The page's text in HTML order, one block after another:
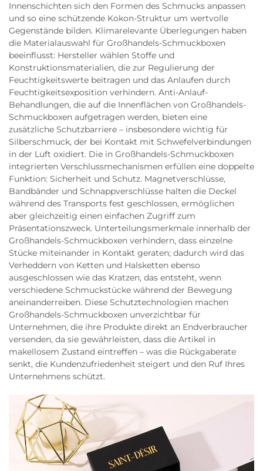
Innenschichten sich den Formen des Schmucks anpassen
und so eine schützende Kokon-Struktur um wertvolle
Gegenstände bilden. Klimarelevante Überlegungen haben
die Materialauswahl für Großhandels-Schmuckboxen
beeinflusst: Hersteller wählen Stoffe und
Konstruktionsmaterialien, die zur Regulierung der
Feuchtigkeitswerte beitragen und das Anlaufen durch
Feuchtigkeitsexposition verhindern. Anti-Anlauf-
Behandlungen, die auf die Innenflächen von Großhandels-
Schmuckboxen aufgetragen werden, bieten eine
zusätzliche Schutzbarriere – insbesondere wichtig für
Silberschmuck, der bei Kontakt mit Schwefelverbindungen
in der Luft oxidiert. Die in Großhandels-Schmuckboxen
integrierten Verschlussmechanismen erfüllen eine doppelte
Funktion: Sicherheit und Schutz. Magnetverschlüsse,
Bandbänder und Schnappverschlüsse halten die Deckel
während des Transports fest geschlossen, ermöglichen
aber gleichzeitig einen einfachen Zugriff zum
Präsentationszweck. Unterteilungsmerkmale innerhalb der
Großhandels-Schmuckboxen verhindern, dass einzelne
Stücke miteinander in Kontakt geraten; dadurch wird das
Verheddern von Ketten und Halsketten ebenso
ausgeschlossen wie das Kratzen, das entsteht, wenn
verschiedene Schmuckstücke während der Bewegung
aneinanderreiben. Diese Schutztechnologien machen
Großhandels-Schmuckboxen unverzichtbar für
Unternehmen, die ihre Produkte direkt an Endverbraucher
versenden, da sie gewährleisten, dass die Artikel in
makellosem Zustand eintreffen – was die Rückgaberate
senkt, die Kundenzufriedenheit steigert und den Ruf Ihres
Unternehmens schützt.